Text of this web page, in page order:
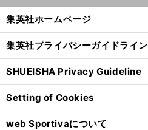
集英社ホームページ
集英社プライバシーガイドライン
SHUEISHA Privacy Guideline
Setting of Cookies
web Sportivaについて